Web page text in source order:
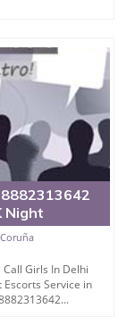
Night
Girls In Delhi
Service in